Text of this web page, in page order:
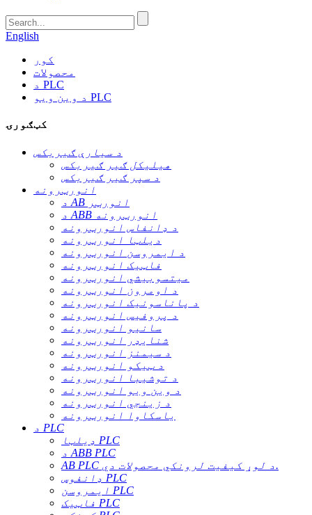
English
کور
محصولات
د PLC
د وین ویو PLC
کټګورۍ
د سیارې ګیربکس
هیلیکل ګیر ګیربکس
د سپر ګیر ګیربکس
انورټرونه
د AB انورټر
د ABB انورټرونه
د ډانفاس انورټرونه
دیلټا انورټرونه
د ایمروسن انورټرونه
فاټیک انورټرونه
میتسوبیشي انورټرونه
د اومرون انورټرونه
د پاناسونیک انورټرونه
د پروفیس انورټرونه
سانیو انورټرونه
شنایډر انورټرونه
د سیمنز انورټرونه
د ټیکو انورټرونه
د توشیبا انورټرونه
د وین ویو انورټرونه
د زینجي انورټرونه
یاسکاوا انورټرونه
د PLC
ډیلټا PLC
د ABB PLC
AB PLC د لوړ کیفیت لرونکي محصولات دي.
ډانفوس PLC
ایمروسن PLC
فاټیک PLC